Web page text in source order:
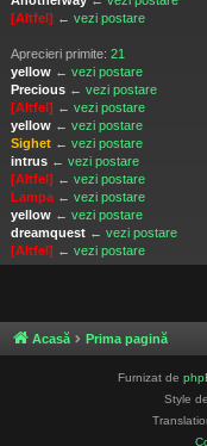
[Altfel] ← vezi postare
Aprecieri primite: 21
yellow ← vezi postare
Precious ← vezi postare
[Altfel] ← vezi postare
yellow ← vezi postare
Sighet ← vezi postare
intrus ← vezi postare
[Altfel] ← vezi postare
Lampa ← vezi postare
yellow ← vezi postare
dreamquest ← vezi postare
[Altfel] ← vezi postare
Acasă Prima pagină
Furnizat de
Style de